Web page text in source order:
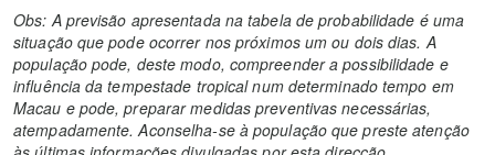
Obs: A previsão apresentada na tabela de probabilidade é uma
situação que pode ocorrer nos próximos um ou dois dias. A
população pode, deste modo, compreender a possibilidade e
influência da tempestade tropical num determinado tempo em
Macau e pode, preparar medidas preventivas necessárias,
atempadamente. Aconselha-se à população que preste atenção